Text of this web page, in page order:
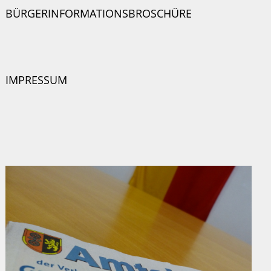
BÜRGERINFORMATIONSBROSCHÜRE
IMPRESSUM